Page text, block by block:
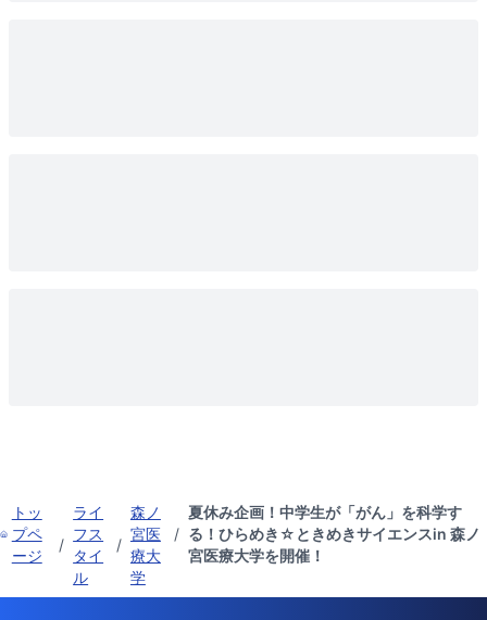
トッ
プペ
ージ
/
ライ
フス
タイ
ル
/
森ノ
宮医
療大
学
/
夏休み企画！中学生が「がん」を科学す
る！ひらめき☆ときめきサイエンスin 森ノ
宮医療大学を開催！